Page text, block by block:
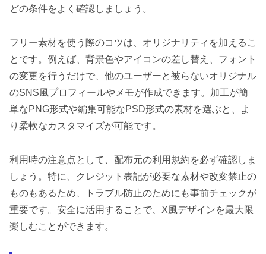
どの条件をよく確認しましょう。
フリー素材を使う際のコツは、オリジナリティを加えるこ
とです。例えば、背景色やアイコンの差し替え、フォント
の変更を行うだけで、他のユーザーと被らないオリジナル
のSNS風プロフィールやメモが作成できます。加工が簡
単なPNG形式や編集可能なPSD形式の素材を選ぶと、よ
り柔軟なカスタマイズが可能です。
利用時の注意点として、配布元の利用規約を必ず確認しま
しょう。特に、クレジット表記が必要な素材や改変禁止の
ものもあるため、トラブル防止のためにも事前チェックが
重要です。安全に活用することで、X風デザインを最大限
楽しむことができます。